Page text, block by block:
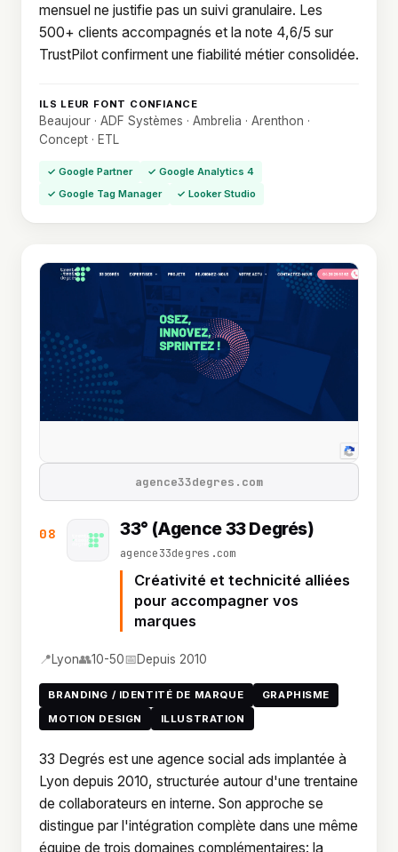
mensuel ne justifie pas un suivi granulaire. Les
500+ clients accompagnés et la note 4,6/5 sur
TrustPilot confirment une fiabilité métier consolidée.
ILS LEUR FONT CONFIANCE
Beaujour · ADF Systèmes · Ambrelia · Arenthon ·
Concept · ETL
✓ Google Partner
✓ Google Analytics 4
✓ Google Tag Manager
✓ Looker Studio
08 33° (Agence 33 Degrés)
agence33degres.com
Créativité et technicité alliées
pour accompagner vos
marques
📍Lyon👥10-50📅Depuis 2010
BRANDING / IDENTITÉ DE MARQUE
GRAPHISME
MOTION DESIGN
ILLUSTRATION
33 Degrés est une agence social ads implantée à
Lyon depuis 2010, structurée autour d'une trentaine
de collaborateurs en interne. Son approche se
distingue par l'intégration complète dans une même
équipe de trois domaines complémentaires: la
agence33degres.com